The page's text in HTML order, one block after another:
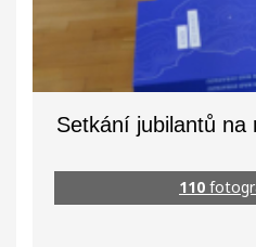
Setkání jubilantů na
110